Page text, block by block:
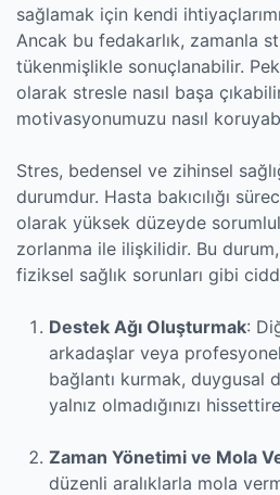
sağlamak için kendi
Ancak bu fedakarlık, zamanla
tükenmişlikle sonuçlanabilir.
olarak stresle nasıl başa
motivasyonumuzu nasıl
Stres, bedensel ve zihinsel
durumdur. Hasta bakıcılığı
olarak yüksek düzeyde
zorlanma ile ilişkilidir. Bu
fiziksel sağlık sorunları gibi
Destek Ağı Oluşturmak:
arkadaşlar veya
bağlantı kurmak, duygusal
yalnız olmadığınızı
Zaman Yönetimi ve Mola
düzenli aralıklarla mola